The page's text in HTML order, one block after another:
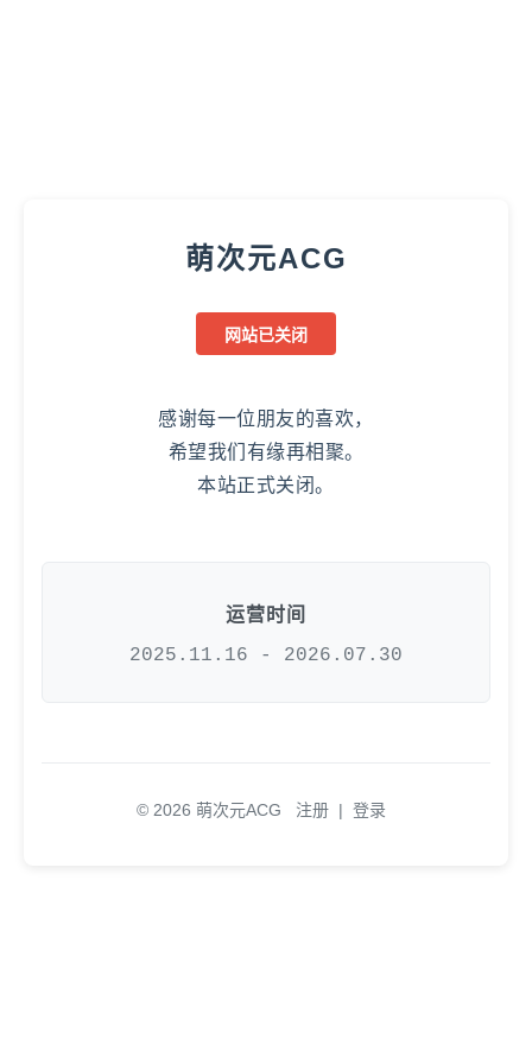
萌次元ACG
网站已关闭
感谢每一位朋友的喜欢，
希望我们有缘再相聚。
本站正式关闭。
运营时间
2025.11.16 - 2026.07.30
© 2026 萌次元ACG 注册 | 登录